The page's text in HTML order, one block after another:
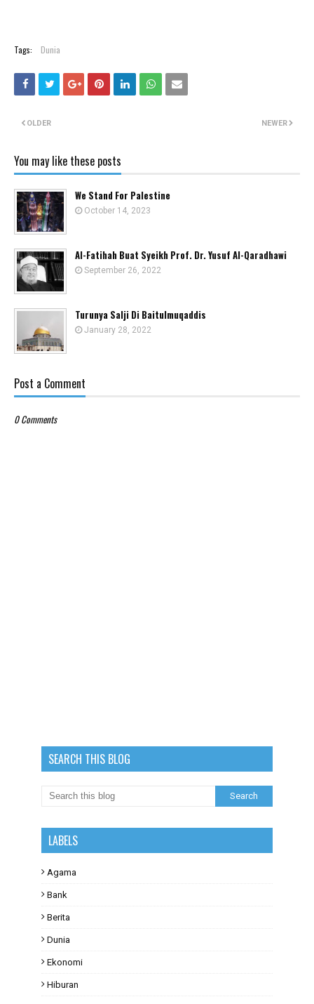
Tags: Dunia
NEWER
OLDER
You may like these posts
We Stand For Palestine
October 14, 2023
Al-Fatihah Buat Syeikh Prof. Dr. Yusuf Al-Qaradhawi
September 26, 2022
Turunya Salji Di Baitulmuqaddis
January 28, 2022
Post a Comment
0 Comments
SEARCH THIS BLOG
LABELS
Agama
Bank
Berita
Dunia
Ekonomi
Hiburan